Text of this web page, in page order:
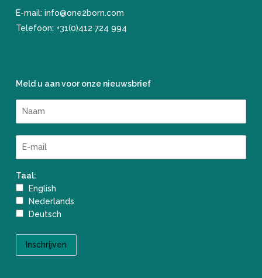
E-mail: info@one2born.com
Telefoon: +31(0)412 724 994
Meld u aan voor onze nieuwsbrief
Taal:
English
Nederlands
Deutsch